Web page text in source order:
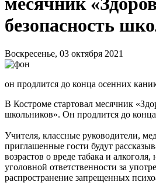
безопасность
Воскресенье, 03 октября 2021
он продлится до конца осенних
В Костроме стартовал месячник
школьников». Он продлится до
Учителя, классные руководители,
приглашенные гости будут
возрастов о вреде табака и
уголовной ответственности за
распространение запрещенных